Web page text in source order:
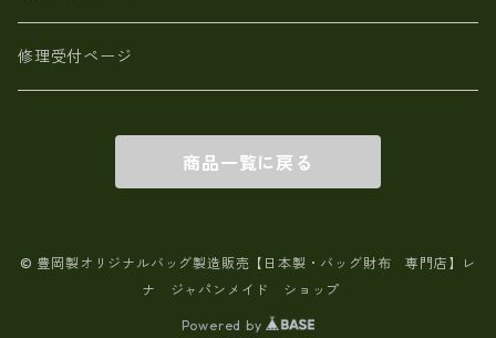
修理受付ページ
商品一覧に戻る
© 豊岡製オリジナルバッグ製造販売【日本製・バッグ財布 専門店】レ
ナ ジャパンメイド ショップ
Powered by